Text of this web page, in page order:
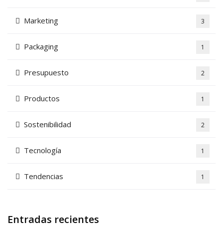
Marketing 3
Packaging 1
Presupuesto 2
Productos 1
Sostenibilidad 2
Tecnología 1
Tendencias 1
Entradas recientes